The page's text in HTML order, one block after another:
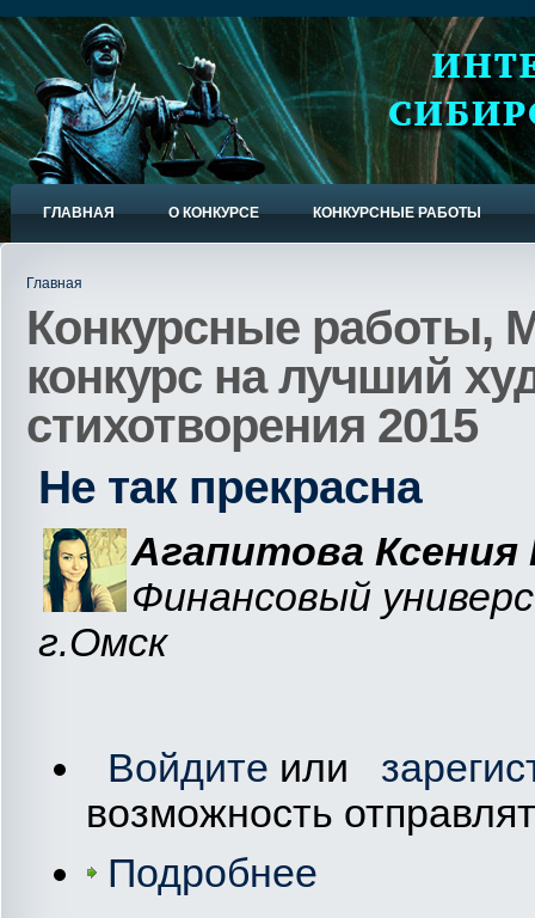
ГЛАВНАЯ О КОНКУРСЕ КОНКУРСНЫЕ РАБОТЫ
Главная
Конкурсные работы,
конкурс на лучший
стихотворения 2015
Не так прекрасна
Агапитова
Финансовый
г.Омск
Войдите или
возможность
Подробнее